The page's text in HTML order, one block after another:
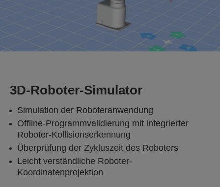
3D-Roboter-Simulator
Simulation der Roboteranwendung
Offline-Programmvalidierung mit integrierter
Roboter-Kollisionserkennung
Überprüfung der Zykluszeit des Roboters
Leicht verständliche Roboter-
Koordinatenprojektion